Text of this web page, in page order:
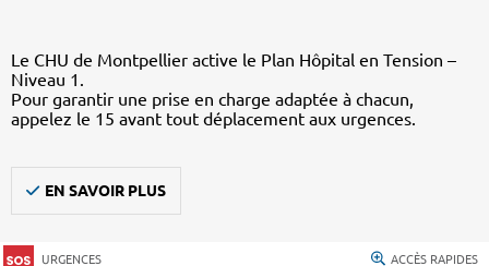
Le CHU de Montpellier active le Plan Hôpital en Tension –
Niveau 1.
Pour garantir une prise en charge adaptée à chacun,
appelez le 15 avant tout déplacement aux urgences.
EN SAVOIR PLUS
URGENCES ACCÈS RAPIDES